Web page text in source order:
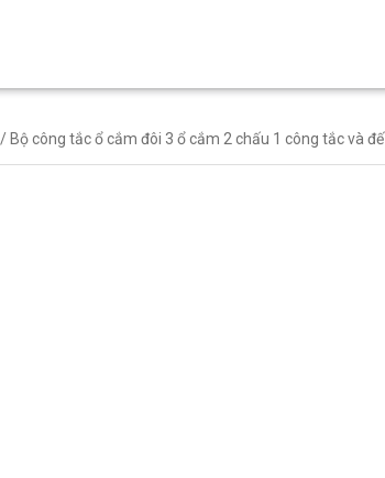
/ Bộ công tắc ổ cắm đôi 3 ổ cắm 2 chấu 1 công tắc và